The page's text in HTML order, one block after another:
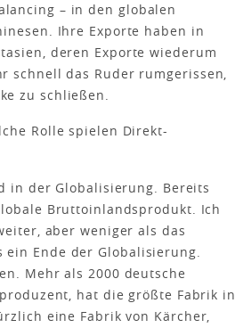
– in den globalen
Ihre Exporte haben in
deren Exporte wiederum
schnell das Ruder rumgerissen,
zu schließen.
Rolle spielen Direkt-
in der Globalisierung. Bereits
Bruttoinlandsprodukt. Ich
aber weniger als das
Ende der Globalisierung.
Mehr als 2000 deutsche
hat die größte Fabrik in
eine Fabrik von Kärcher,